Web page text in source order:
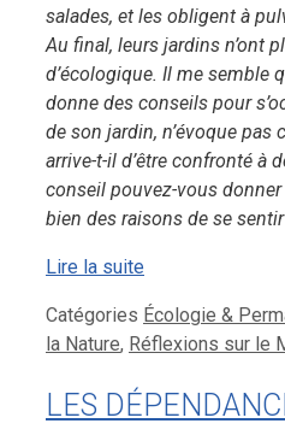
salades, et les obligent à
Au final, leurs jardins n’ont
d’écologique. Il me semble
donne des conseils pour
de son jardin, n’évoque pas
arrive-t-il d’être confronté à
conseil pouvez-vous
bien des raisons de se
Lire la suite
Catégories Écologie &
la Nature, Réflexions sur le
LES